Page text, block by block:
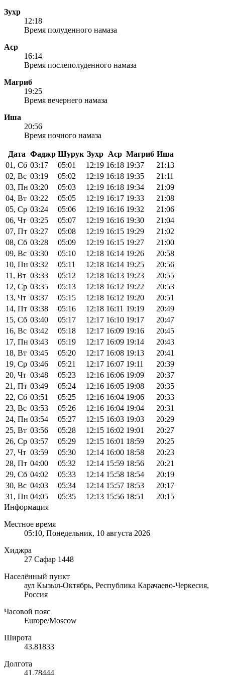
Зухр
12:18
Время полуденного намаза
Аср
16:14
Время послеполуденного намаза
Магриб
19:25
Время вечернего намаза
Иша
20:56
Время ночного намаза
Дата Фаджр Шурук Зухр Аср Магриб Иша
01, Сб 03:17 05:01 12:19 16:18 19:37
21:13
02, Вс 03:19 05:02 12:19 16:18 19:35
21:11
03, Пн 03:20 05:03 12:19 16:18 19:34
21:09
04, Вт 03:22 05:05 12:19 16:17 19:33
21:08
05, Ср 03:24 05:06 12:19 16:16 19:32
21:06
06, Чт 03:25 05:07 12:19 16:16 19:30
21:04
07, Пт 03:27 05:08 12:19 16:15 19:29
21:02
08, Сб 03:28 05:09 12:19 16:15 19:27
21:00
09, Вс 03:30 05:10 12:18 16:14 19:26
20:58
10, Пн 03:32 05:11 12:18 16:14 19:25
20:56
11, Вт 03:33 05:12 12:18 16:13 19:23
20:55
12, Ср 03:35 05:13 12:18 16:12 19:22
20:53
13, Чт 03:37 05:15 12:18 16:12 19:20
20:51
14, Пт 03:38 05:16 12:18 16:11 19:19
20:49
15, Сб 03:40 05:17 12:17 16:10 19:17
20:47
16, Вс 03:42 05:18 12:17 16:09 19:16
20:45
17, Пн 03:43 05:19 12:17 16:09 19:14
20:43
18, Вт 03:45 05:20 12:17 16:08 19:13
20:41
19, Ср 03:46 05:21 12:17 16:07 19:11
20:39
20, Чт 03:48 05:23 12:16 16:06 19:09
20:37
21, Пт 03:49 05:24 12:16 16:05 19:08
20:35
22, Сб 03:51 05:25 12:16 16:04 19:06
20:33
23, Вс 03:53 05:26 12:16 16:04 19:04
20:31
24, Пн 03:54 05:27 12:15 16:03 19:03
20:29
25, Вт 03:56 05:28 12:15 16:02 19:01
20:27
26, Ср 03:57 05:29 12:15 16:01 18:59
20:25
27, Чт 03:59 05:30 12:14 16:00 18:58
20:23
28, Пт 04:00 05:32 12:14 15:59 18:56
20:21
29, Сб 04:02 05:33 12:14 15:58 18:54
20:19
30, Вс 04:03 05:34 12:14 15:57 18:53
20:17
31, Пн 04:05 05:35 12:13 15:56 18:51
20:15
Информация
Местное время
05:10, Понедельник, 10 августа 2026
Хиджра
27 Сафар 1448
Населённый пункт
аул Кызыл-Октябрь, Республика Карачаево-Черкесия,
Россия
Часовой пояс
Europe/Moscow
Широта
43.81833
Долгота
41.78444